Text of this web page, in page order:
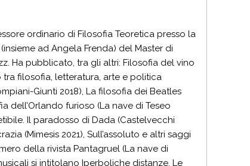
ordinario di Filosofia Teoretica presso la
ad Angela Frenda) del Master di
Ha pubblicato, tra gli altri: Filosofia del vino
tra filosofia, letteratura, arte e politica
Giunti 2018), La filosofia dei Beatles
dell’Orlando furioso (La nave di Teseo
Il paradosso di Dada (Castelvecchi
(Mimesis 2021), Sull’assoluto e altri saggi
della rivista Pantagruel (La nave di
si intitolano Iperboliche distanze. Le